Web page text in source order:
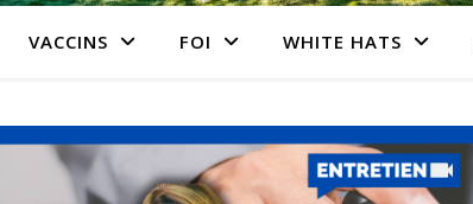
VACCINS FOI WHITE HATS